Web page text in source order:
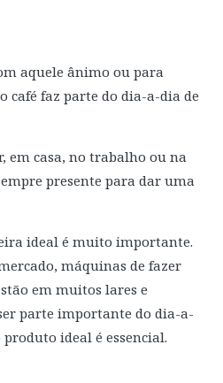
aquele ânimo ou para
café faz parte do dia-a-dia de
em casa, no trabalho ou na
presente para dar uma
ideal é muito importante.
máquinas de fazer
em muitos lares e
parte importante do dia-a-
ideal é essencial.